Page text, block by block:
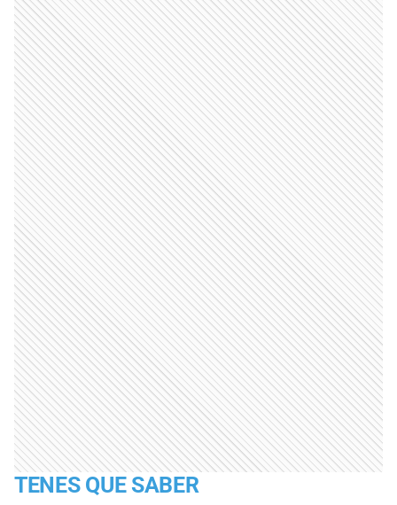
TENES QUE SABER